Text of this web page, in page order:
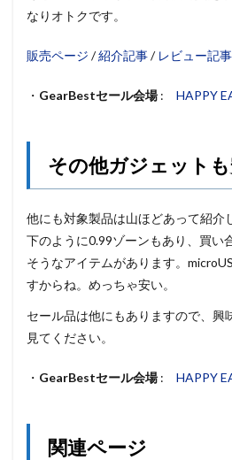
なりオトクです。
販売ページ /紹介記事/ レビュー記事
・ GearBestセール会場: HAPPY
その他ガジェット
他にも対象製品は山ほどあって紹介
下のように0.99ゾーンもあり、買い
そうなアイテムがあります。
すからね。めっちゃ安い。
セール品は他にもありますので、興
見てください。
・ GearBestセール会場: HAPPY
関連ページ